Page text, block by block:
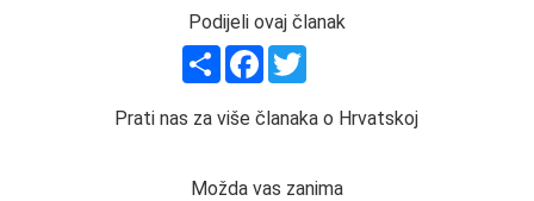
Podijeli ovaj članak
ShareFacebook
Prati nas za više članaka o Hrvatskoj
Možda vas zanima